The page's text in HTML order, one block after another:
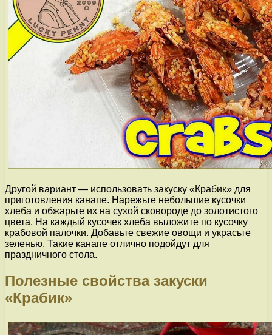
Другой вариант — использовать закуску «Крабик» для
приготовления канапе. Нарежьте небольшие кусочки
хлеба и обжарьте их на сухой сковороде до золотистого
цвета. На каждый кусочек хлеба выложите по кусочку
крабовой палочки. Добавьте свежие овощи и украсьте
зеленью. Такие канапе отлично подойдут для
праздничного стола.
Полезные свойства закуски
«Крабик»